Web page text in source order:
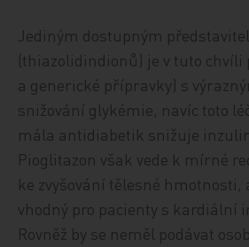
Jediným dostupným
(thiazolidindionů) je v tuto chvíli
a generické přípravky) s
snižování glykémie, navíc toto
mála antidiabetik snižuje
Pioglitazon však vede k mírné
ke zvyšování tělesné hmotnosti,
vhodný pro pacienty s kardiální
Rovněž by se neměl podávat